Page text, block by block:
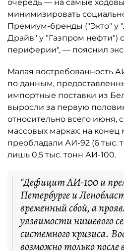
очередь — на самые
минимизировать
Премиум-бренды ("Экто" у
Драйв" у "Газпром нефти")
периферии", — пояснил
Малая востребованность
по данным,
импортные поставки из
выросли за первую
относительно всего июня,
массовых марках: на конец
преобладали АИ-92 (6 тыс.
лишь 0,5 тыс. тонн АИ-100.
"Дефицит АИ-100 и
Петербурге и
временный сбой, а
уязвимости нишевого
системного кризиса.
возможно только после